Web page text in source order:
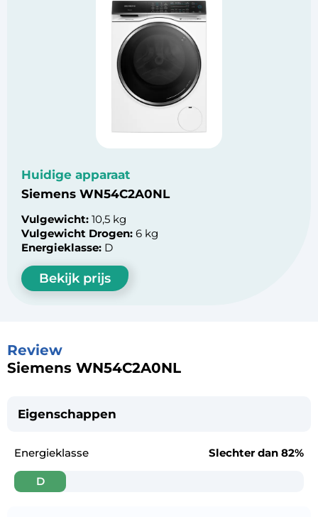
Huidige apparaat
Siemens WN54C2A0NL
Vulgewicht: 10,5 kg
Vulgewicht Drogen: 6 kg
Energieklasse: D
Bekijk prijs
Review
Siemens WN54C2A0NL
Eigenschappen
Energieklasse
D
Slechter dan 82%